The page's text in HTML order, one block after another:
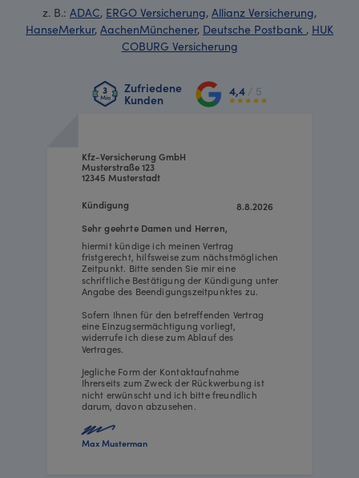
z. B.: ADAC, ERGO Versicherung, Allianz Versicherung,
HanseMerkur, AachenMünchener, Deutsche Postbank , HUK
COBURG Versicherung
Zufriedene
Kunden
4,4 / 5
8.8.2026
Kfz-Versicherung GmbH
Musterstraße 123
12345 Musterstadt
hiermit kündige ich meinen Vertrag
fristgerecht, hilfsweise zum nächstmöglichen
Zeitpunkt. Bitte senden Sie mir eine
schriftliche Bestätigung der Kündigung unter
Angabe des Beendigungszeitpunktes zu.
Sofern Ihnen für den betreffenden Vertrag
eine Einzugsermächtigung vorliegt,
widerrufe ich diese zum Ablauf des
Vertrages.
Jegliche Form der Kontaktaufnahme
Ihrerseits zum Zweck der Rückwerbung ist
nicht erwünscht und ich bitte freundlich
darum, davon abzusehen.
Sehr geehrte Damen und Herren,
Kündigung
Max Musterman